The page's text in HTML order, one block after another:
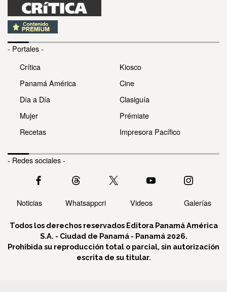
- Portales -
Crítica
Panamá América
Día a Día
Mujer
Recetas
Kiosco
Cine
Clasiguía
Prémiate
Impresora Pacífico
- Redes sociales -
Noticias Whatsappcri Videos Galerías
Todos los derechos reservados Editora Panamá América
S.A. - Ciudad de Panamá - Panamá 2026.
Prohibida su reproducción total o parcial, sin autorización
escrita de su titular.